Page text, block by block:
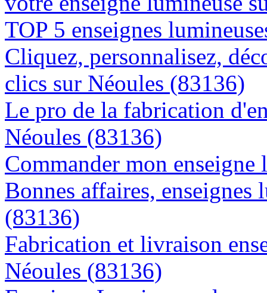
TOP 5 enseignes
Cliquez, personnalisez,
clics sur Néoules (83136)
Le pro de la fabrication
Néoules (83136)
Commander mon
Bonnes affaires, enseignes
(83136)
Fabrication et livraison
Néoules (83136)